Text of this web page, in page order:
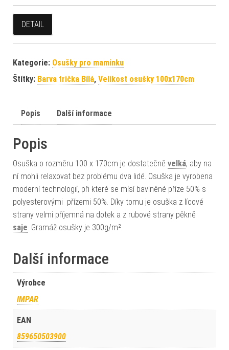
DETAIL
Kategorie: Osušky pro maminku
Štítky: Barva trička Bílá, Velikost osušky 100x170cm
Popis Další informace
Popis
Osuška o rozměru 100 x 170cm je dostatečně velká, aby na
ní mohli relaxovat bez problému dva lidé. Osuška je vyrobena
moderní technologií, při které se mísí bavlněné příze 50% s
polyesterovými přízemi 50%. Díky tomu je osuška z lícové
strany velmi příjemná na dotek a z rubové strany pěkně
saje. Gramáž osušky je 300g/m².
Další informace
Výrobce
IMPAR
EAN
859650503900